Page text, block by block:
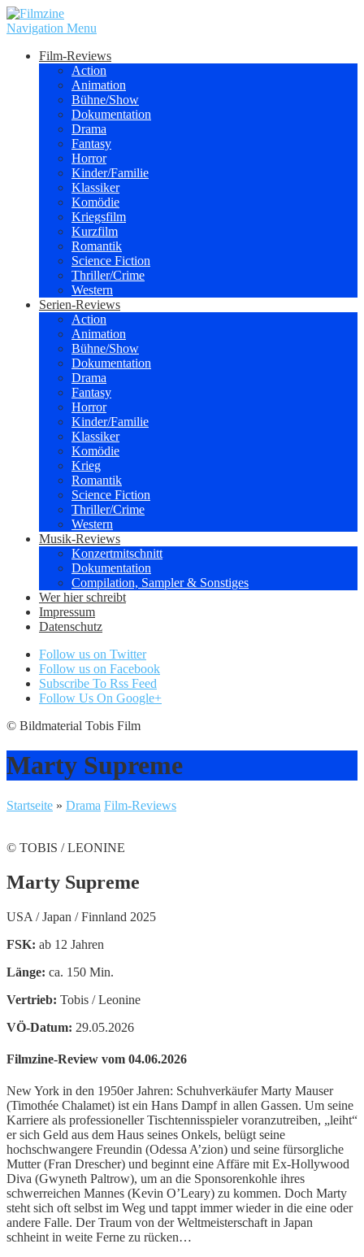
Navigation Menu
Film-Reviews
Action
Animation
Bühne/Show
Dokumentation
Drama
Fantasy
Horror
Kinder/Familie
Klassiker
Komödie
Kriegsfilm
Kurzfilm
Romantik
Science Fiction
Thriller/Crime
Western
Serien-Reviews
Action
Animation
Bühne/Show
Dokumentation
Drama
Fantasy
Horror
Kinder/Familie
Klassiker
Komödie
Krieg
Romantik
Science Fiction
Thriller/Crime
Western
Musik-Reviews
Konzertmitschnitt
Dokumentation
Compilation, Sampler & Sonstiges
Wer hier schreibt
Impressum
Datenschutz
Follow us on Twitter
Follow us on Facebook
Subscribe To Rss Feed
Follow Us On Google+
© Bildmaterial Tobis Film
Marty Supreme
Startseite » Drama Film-Reviews
© TOBIS / LEONINE
Marty Supreme
USA / Japan / Finnland 2025
FSK: ab 12 Jahren
Länge: ca. 150 Min.
Vertrieb: Tobis / Leonine
VÖ-Datum: 29.05.2026
Filmzine-Review vom 04.06.2026
New York in den 1950er Jahren: Schuhverkäufer Marty Mauser
(Timothée Chalamet) ist ein Hans Dampf in allen Gassen. Um seine
Karriere als professioneller Tischtennisspieler voranzutreiben, „leiht“
er sich Geld aus dem Haus seines Onkels, belügt seine
hochschwangere Freundin (Odessa A’zion) und seine fürsorgliche
Mutter (Fran Drescher) und beginnt eine Affäre mit Ex-Hollywood
Diva (Gwyneth Paltrow), um an die Sponsorenkohle ihres
schwerreichen Mannes (Kevin O’Leary) zu kommen. Doch Marty
steht sich oft selbst im Weg und tappt immer wieder in die eine oder
andere Falle. Der Traum von der Weltmeisterschaft in Japan
schheint in weite Ferne zu rücken…